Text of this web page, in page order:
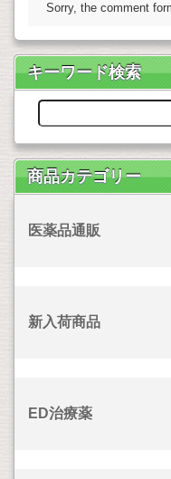
Sorry, the comment
キーワード検索
商品カテゴリー
医薬品通販
新入荷商品
ED治療薬